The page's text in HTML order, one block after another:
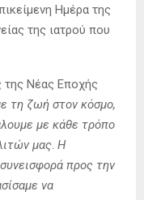
Ημέρα της
της ιατρού που
της Νέας Εποχής
τη ζωή στον κόσμο,
με κάθε τρόπο
μας. Η
προς την
να